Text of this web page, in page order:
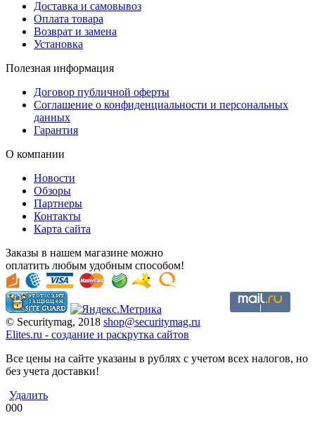
Доставка и самовывоз
Оплата товара
Возврат и замена
Установка
Полезная информация
Договор публичной оферты
Соглашение о конфиденциальности и персональных
данных
Гарантия
О компании
Новости
Обзоры
Партнеры
Контакты
Карта сайта
Заказы в нашем магазине можно
оплатить любым удобным способом!
© Securitymag, 2018 shop@securitymag.ru
Elites.ru - cоздание и раскрутка сайтов
Все цены на сайте указаны в рублях с учетом всех налогов, но
без учета доставки!
Удалить
000